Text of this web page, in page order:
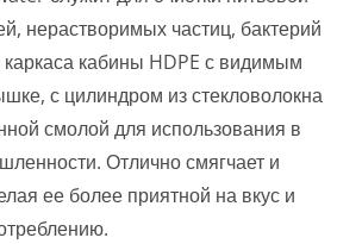
нерастворимых частиц, бактерий
каркаса кабины HDPE с видимым
с цилиндром из стекловолокна
смолой для использования в
Отлично смягчает и
ее более приятной на вкус и